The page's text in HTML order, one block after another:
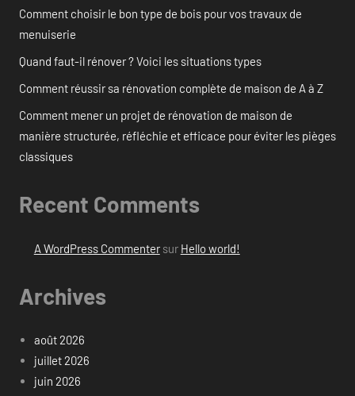
Comment choisir le bon type de bois pour vos travaux de
menuiserie
Quand faut-il rénover ? Voici les situations types
Comment réussir sa rénovation complète de maison de A à Z
Comment mener un projet de rénovation de maison de
manière structurée, réfléchie et efficace pour éviter les pièges
classiques
Recent Comments
A WordPress Commentersur Hello world!
Archives
août 2026
juillet 2026
juin 2026